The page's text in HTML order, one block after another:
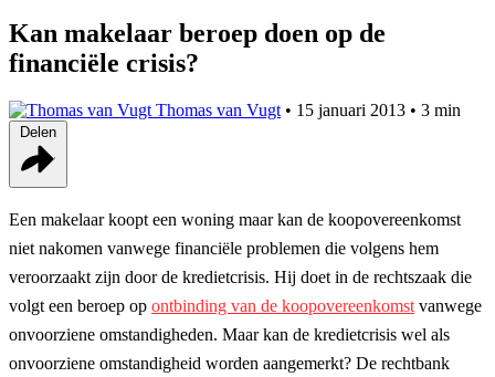
Kan makelaar beroep doen op de
financiële crisis?
Thomas van Vugt • 15 januari 2013 • 3 min
Een makelaar koopt een woning maar kan de koopovereenkomst
niet nakomen vanwege financiële problemen die volgens hem
veroorzaakt zijn door de kredietcrisis. Hij doet in de rechtszaak die
volgt een beroep op ontbinding van de koopovereenkomst vanwege
onvoorziene omstandigheden. Maar kan de kredietcrisis wel als
onvoorziene omstandigheid worden aangemerkt? De rechtbank